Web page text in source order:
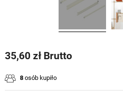
35,60 zł Brutto
8 osób kupiło